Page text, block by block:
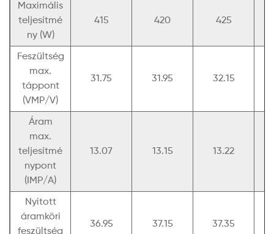
Maximális
teljesítmé
ny (W)
415 420 425
Feszültség
max.
táppont
(VMP/V)
31.75 31.95 32.15
Áram
max.
teljesítmé
nypont
(IMP/A)
13.07 13.15 13.22
Nyitott
áramköri
feszültség
36.95 37.15 37.35